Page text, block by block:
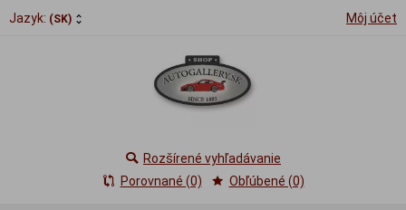
Jazyk: (SK) Môj účet
Rozšírené vyhľadávanie
Porovnané (0)
Obľúbené (0)